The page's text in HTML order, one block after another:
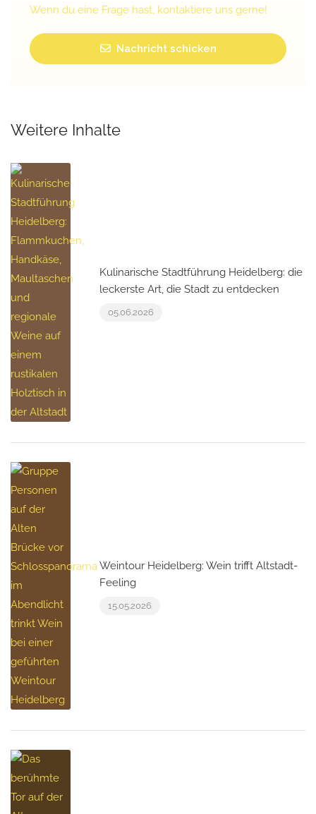
Wenn du eine Frage hast, kontaktiere uns gerne!
Nachricht schicken
Weitere Inhalte
Kulinarische Stadtführung Heidelberg: die
leckerste Art, die Stadt zu entdecken
05.06.2026
Weintour Heidelberg: Wein trifft Altstadt-
Feeling
15.05.2026